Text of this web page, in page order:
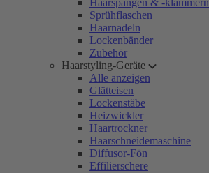
Haarspangen & -klammern
Sprühflaschen
Haarnadeln
Lockenbänder
Zubehör
Haarstyling-Geräte
Alle anzeigen
Glätteisen
Lockenstäbe
Heizwickler
Haartrockner
Haarschneidemaschine
Diffusor-Fön
Effilierschere